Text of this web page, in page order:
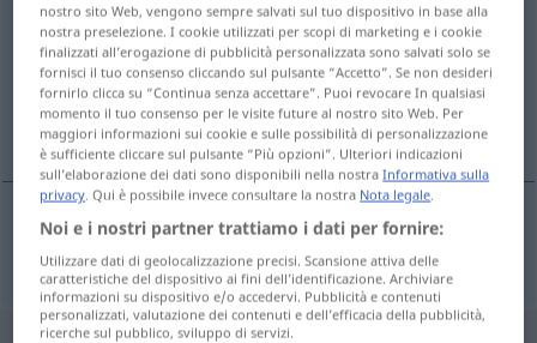
Panoramica di tutte le traduzion
(Fai clic sulla/Tocca traduzione per maggiori dettagli)
boya luminosa
boyaf luminosa Leuchtboje
nostro sito Web, vengono sempre salvati sul tuo dispositivo in base alla
nostra preselezione. I cookie utilizzati per scopi di marketing e i cookie
finalizzati all’erogazione di pubblicità personalizzata sono salvati solo se
fornisci il tuo consenso cliccando sul pulsante “Accetto”. Se non desideri
fornirlo clicca su “Continua senza accettare”. Puoi revocare In qualsiasi
momento il tuo consenso per le visite future al nostro sito Web. Per
maggiori informazioni sui cookie e sulle possibilità di personalizzazione
è sufficiente cliccare sul pulsante “Più opzioni”. Ulteriori indicazioni
sull’elaborazione dei dati sono disponibili nella nostraInformativa sulla
privacy. Qui è possibile invece consultare la nostra Nota legale.
Noi e i nostri partner trattiamo i dati per fornire:
Utilizzare dati di geolocalizzazione precisi. Scansione attiva delle
caratteristiche del dispositivo ai fini dell’identificazione. Archiviare
informazioni su dispositivo e/o accedervi. Pubblicità e contenuti
personalizzati, valutazione dei contenuti e dell’efficacia della pubblicità,
ricerche sul pubblico, sviluppo di servizi.